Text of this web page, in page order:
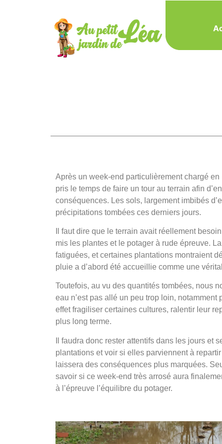
Après un week-end particulièrement chargé
pris le temps de faire un tour au terrain afin
conséquences. Les sols, largement imbibés
précipitations tombées ces derniers jours.
Il faut dire que le terrain avait réellement
mis les plantes et le potager à rude épreuve.
fatiguées, et certaines plantations montraient
pluie a d’abord été accueillie comme une
Toutefois, au vu des quantités tombées, nous
eau n’est pas allé un peu trop loin, notamment
effet fragiliser certaines cultures, ralentir leur
plus long terme.
Il faudra donc rester attentifs dans les jours et
plantations et voir si elles parviennent à
laissera des conséquences plus marquées.
savoir si ce week-end très arrosé aura
à l’épreuve l’équilibre du potager.